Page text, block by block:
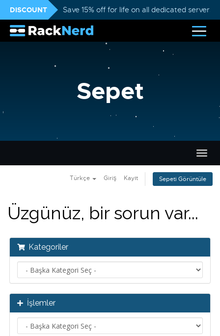
DISCOUNT Save 15% off for life on all dedicated servers
Sepet
Türkçe Giriş Kayıt Sepeti Görüntüle
Üzgünüz, bir sorun var...
Kategoriler
İşlemler